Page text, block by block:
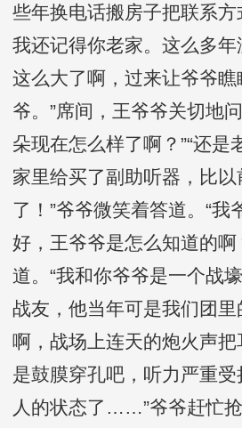
些年换电话搬房子把联系
我还记得你老家。这么多
这么大了啊，过来让爷爷瞧
爷。”席间，王爷爷关切地
朵现在怎么样了啊？”“还是
家里给买了副助听器，比
了！”爷爷微笑着答道。“我
好，王爷爷是怎么知道的啊
道。“我和你爷爷是一个战
战友，他当年可是我们团
啊，战场上连天的炮火声
是鼓膜穿孔吧，听力严重
人的状态了……”爷爷赶忙